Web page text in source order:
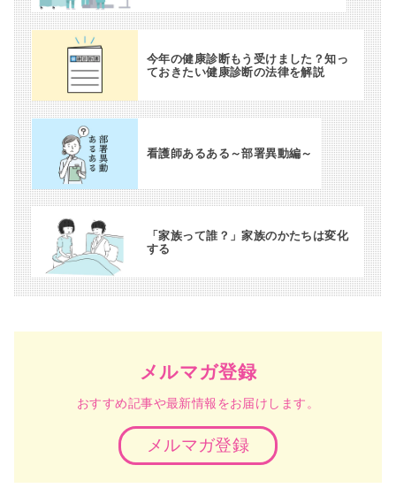
今年の健康診断もう受けました？知っ
ておきたい健康診断の法律を解説
看護師あるある～部署異動編～
「家族って誰？」家族のかたちは変化
する
メルマガ登録
おすすめ記事や最新情報をお届けします。
メルマガ登録